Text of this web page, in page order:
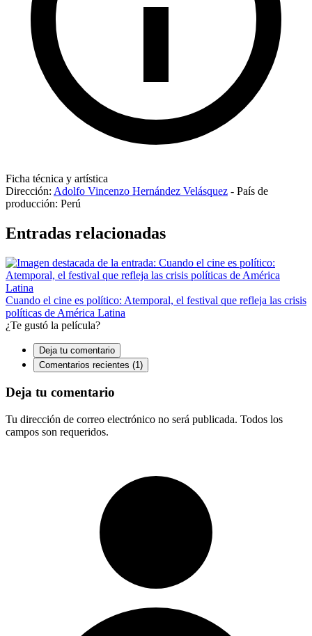
Ficha técnica y artística
Dirección: Adolfo Vincenzo Hernández Velásquez - País de
producción: Perú
Entradas relacionadas
Cuando el cine es político: Atemporal, el festival que refleja las crisis
políticas de América Latina
¿Te gustó la película?
Deja tu comentario
Comentarios recientes (1)
Deja tu comentario
Tu dirección de correo electrónico no será publicada. Todos los
campos son requeridos.